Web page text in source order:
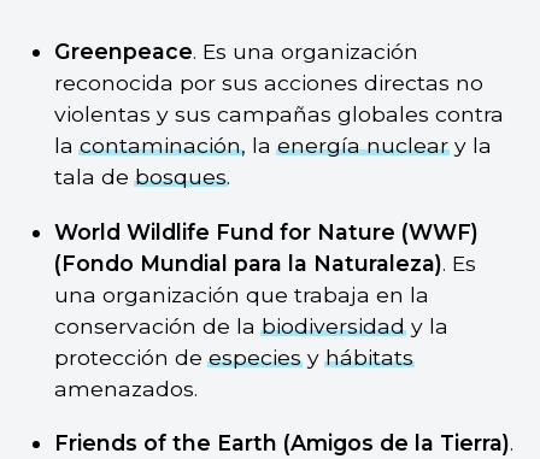
Greenpeace. Es una organización
reconocida por sus acciones directas no
violentas y sus campañas globales contra
lacontaminación, laenergía nucleary la
tala debosques.
World Wildlife Fund for Nature (WWF)
(Fondo Mundial para la Naturaleza). Es
una organización que trabaja en la
conservación de labiodiversidady la
protección deespeciesyhábitats
amenazados.
Friends of the Earth (Amigos de la Tierra).